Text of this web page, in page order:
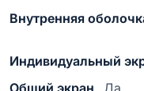
Внутренняя
Индивидуальный
Общий экран
Да